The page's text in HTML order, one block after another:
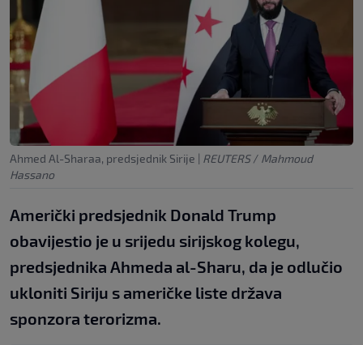
Ahmed Al-Sharaa, predsjednik Sirije | REUTERS / Mahmoud
Hassano
Američki predsjednik Donald Trump
obavijestio je u srijedu sirijskog kolegu,
predsjednika Ahmeda al-Sharu, da je odlučio
ukloniti Siriju s američke liste država
sponzora terorizma.